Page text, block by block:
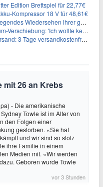
Edition Brettspiel für 22,77€
Kompressor 18 V für 48,61€
ihrer geschiedenen Eltern kurz vor dem Tod ihrer Mutter
'Ich wollte keine persönliche Situation ausnutzen'
versandkostenfrei bestellen (MBW 25€)
mit 26 an Krebs
- Die amerikanische
Towle ist im Alter von
den Folgen einer
gestorben. «Sie hat
und wir sind so stolz
ihre Familie in einem
Medien mit. «Wir werden
Geboren wurde Towle
vor 3 Stunden